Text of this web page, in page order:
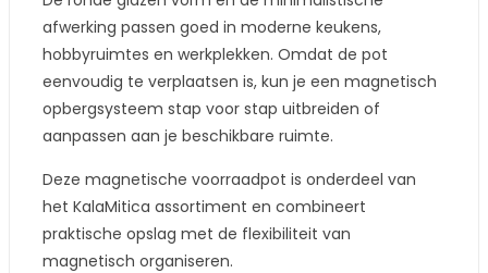
afwerking passen goed in moderne keukens,
hobbyruimtes en werkplekken. Omdat de pot
eenvoudig te verplaatsen is, kun je een magnetisch
opbergsysteem stap voor stap uitbreiden of
aanpassen aan je beschikbare ruimte.
Deze magnetische voorraadpot is onderdeel van
het KalaMitica assortiment en combineert
praktische opslag met de flexibiliteit van
magnetisch organiseren.